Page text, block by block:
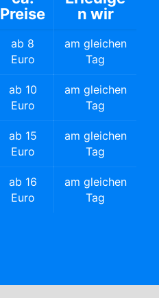
Preise
n wir
ab 8
Euro
am gleichen
Tag
ab 10
Euro
am gleichen
Tag
ab 15
Euro
am gleichen
Tag
ab 16
Euro
am gleichen
Tag